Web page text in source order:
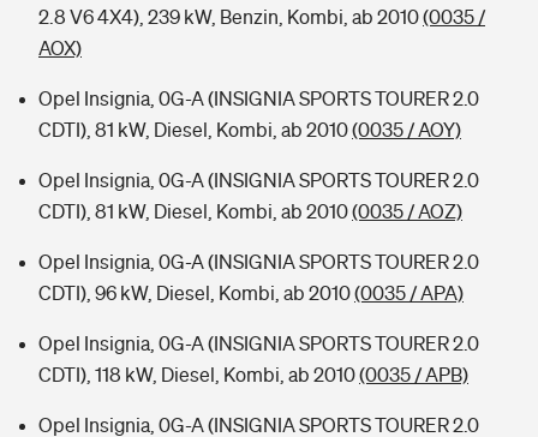
2.8 V6 4X4), 239 kW, Benzin, Kombi, ab 2010(0035 /
AOX)
Opel Insignia, 0G-A (INSIGNIA SPORTS TOURER 2.0
CDTI), 81 kW, Diesel, Kombi, ab 2010(0035 / AOY)
Opel Insignia, 0G-A (INSIGNIA SPORTS TOURER 2.0
CDTI), 81 kW, Diesel, Kombi, ab 2010(0035 / AOZ)
Opel Insignia, 0G-A (INSIGNIA SPORTS TOURER 2.0
CDTI), 96 kW, Diesel, Kombi, ab 2010(0035 / APA)
Opel Insignia, 0G-A (INSIGNIA SPORTS TOURER 2.0
CDTI), 118 kW, Diesel, Kombi, ab 2010(0035 / APB)
Opel Insignia, 0G-A (INSIGNIA SPORTS TOURER 2.0